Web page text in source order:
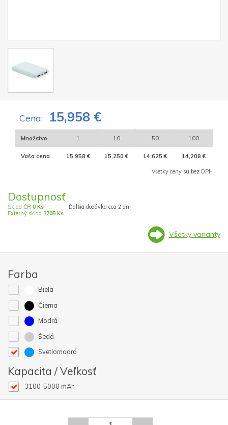
Cena: 15,958 €
Množstvo 1 10 50 100
Vaša cena 15,958 € 15,250 € 14,625 € 14,208 €
Všetky ceny sú bez DPH
Dostupnosť
Sklad ČR 0 Ks
Externý sklad 3705 Ks
Ďalšia dodávka cca 2 dni
Všetky varianty
Farba
Biela
Čierna
Modrá
Šedá
Svetlomodrá
Kapacita / Veľkosť
3100-5000 mAh